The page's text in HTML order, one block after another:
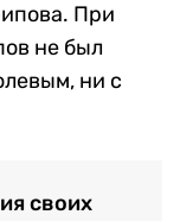
При
не был
ни с
своих